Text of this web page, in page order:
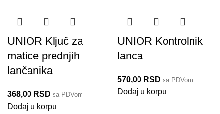
UNIOR Ključ za
matice prednjih
lančanika
368,00 RSD sa PDVom
Dodaj u korpu
1668/2
UNIOR Kontrolnik
lanca
570,00 RSD sa PDVom
Dodaj u korpu
1644/4